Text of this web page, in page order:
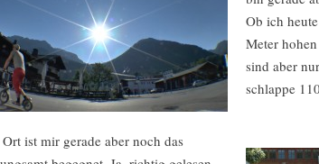
Ob ich
Meter
sind aber
schlappe
ist mir gerade aber noch das